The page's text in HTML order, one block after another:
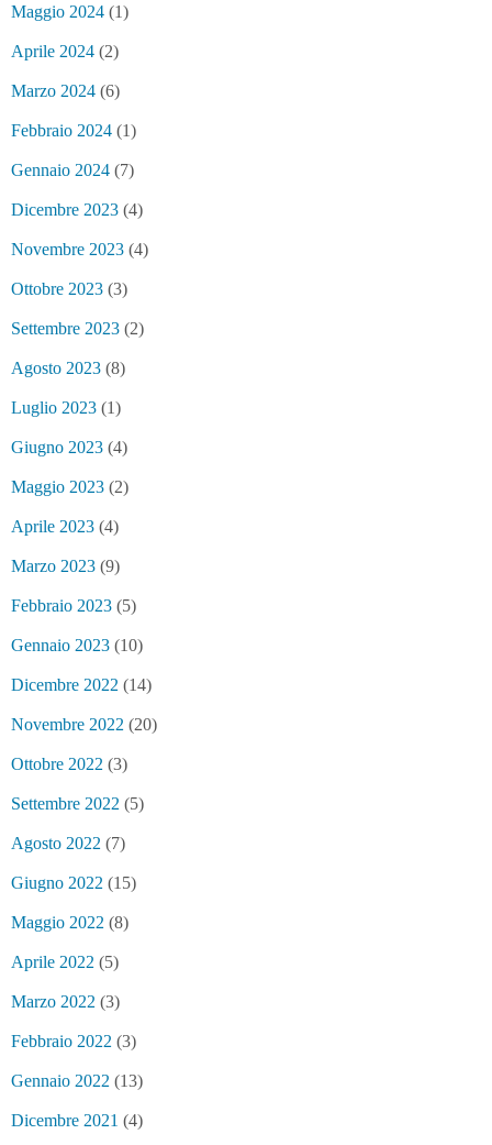
Maggio 2024 (1)
Aprile 2024 (2)
Marzo 2024 (6)
Febbraio 2024 (1)
Gennaio 2024 (7)
Dicembre 2023 (4)
Novembre 2023 (4)
Ottobre 2023 (3)
Settembre 2023 (2)
Agosto 2023 (8)
Luglio 2023 (1)
Giugno 2023 (4)
Maggio 2023 (2)
Aprile 2023 (4)
Marzo 2023 (9)
Febbraio 2023 (5)
Gennaio 2023 (10)
Dicembre 2022 (14)
Novembre 2022 (20)
Ottobre 2022 (3)
Settembre 2022 (5)
Agosto 2022 (7)
Giugno 2022 (15)
Maggio 2022 (8)
Aprile 2022 (5)
Marzo 2022 (3)
Febbraio 2022 (3)
Gennaio 2022 (13)
Dicembre 2021 (4)